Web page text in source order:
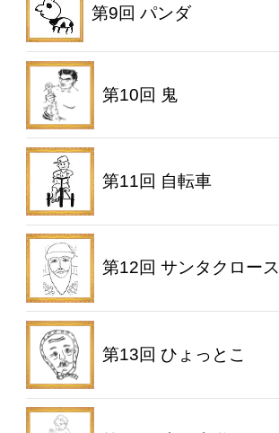
第9回 パンダ
第10回 鬼
第11回 自転車
第12回 サンタクロース
第13回 ひょっとこ